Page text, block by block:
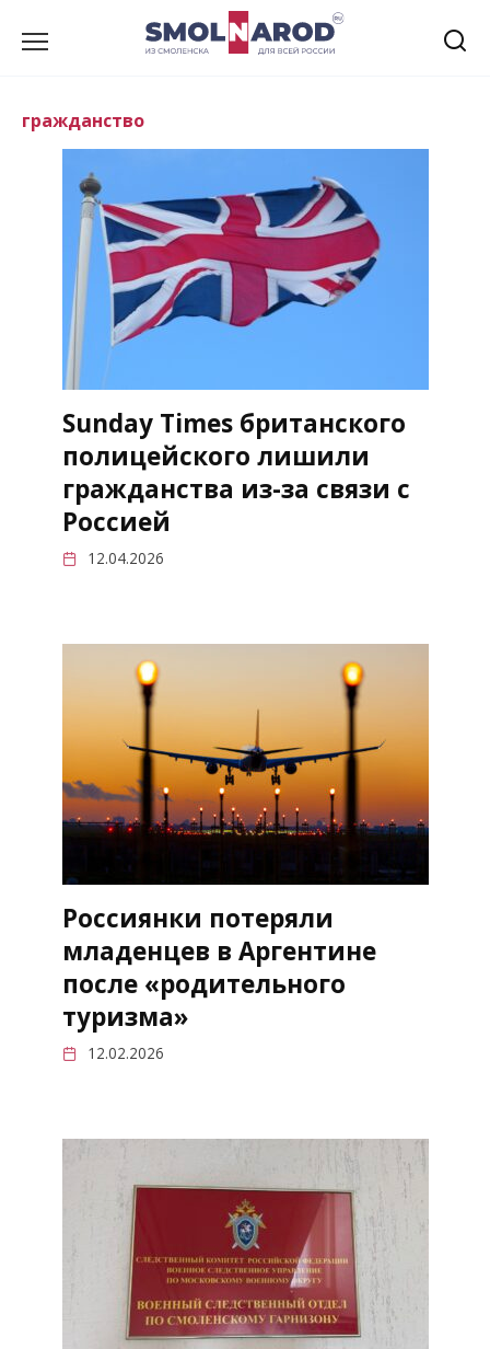
гражданство
Sunday Times британского
полицейского лишили
гражданства из-за связи с
Россией
12.04.2026
Россиянки потеряли
младенцев в Аргентине
после «родительного
туризма»
12.02.2026